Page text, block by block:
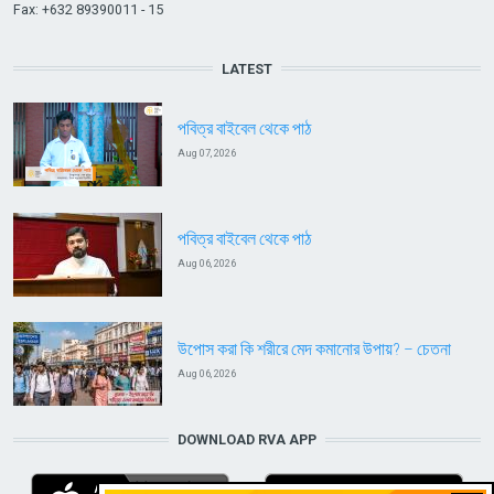
Fax: +632 89390011 - 15
LATEST
পবিত্র বাইবেল থেকে পাঠ
Aug 07, 2026
পবিত্র বাইবেল থেকে পাঠ
Aug 06, 2026
উপোস করা কি শরীরে মেদ কমানোর উপায়? – চেতনা
Aug 06, 2026
DOWNLOAD RVA APP